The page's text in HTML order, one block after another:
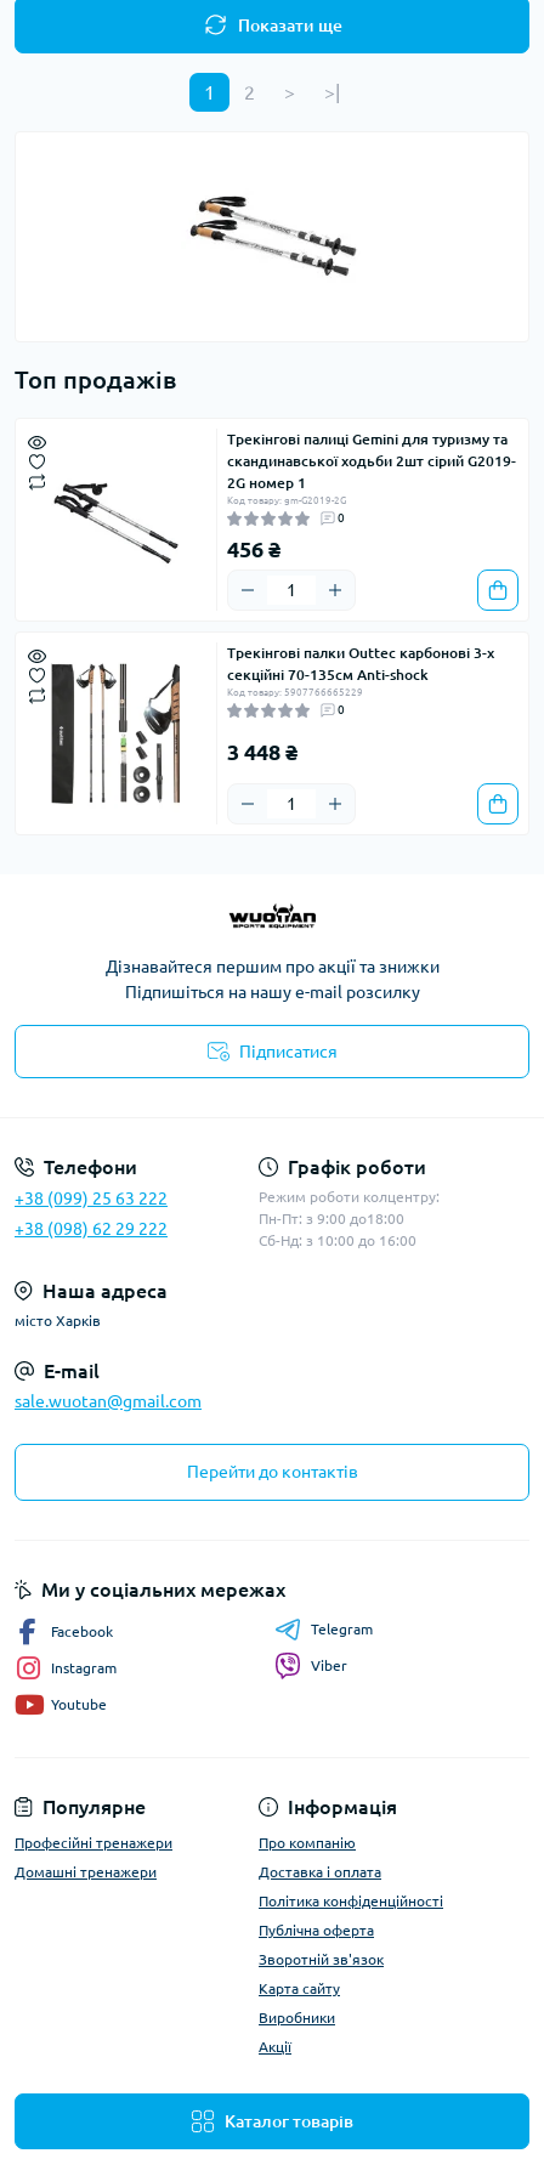
Показати ще
1 2 > >|
Топ продажів
Трекінгові палиці Gemini для туризму та
скандинавської ходьби 2шт сірий G2019-
2G номер 1
Код товару: gm-G2019-2G
0
456 ₴
Трекінгові палки Outtec карбонові 3-х
секційні 70-135см Anti-shock
Код товару: 5907766665229
0
3 448 ₴
Дізнавайтеся першим про акції та знижки
Підпишіться на нашу e-mail розсилку
Підписатися
Телефони
+38 (099) 25 63 222
+38 (098) 62 29 222
Графік роботи
Режим роботи колцентру:
Пн-Пт: з 9:00 до18:00
Сб-Нд: з 10:00 до 16:00
Наша адреса
місто Харків
E-mail
sale.wuotan@gmail.com
Перейти до контактів
Популярне
Професійні тренажери
Домашні тренажери
Інформація
Про компанію
Доставка і оплата
Політика конфіденційності
Публічна оферта
Зворотній зв'язок
Карта сайту
Виробники
Акції
Каталог товарів
Ми у соціальних мережах
Facebook
Instagram
Youtube
Telegram
Viber